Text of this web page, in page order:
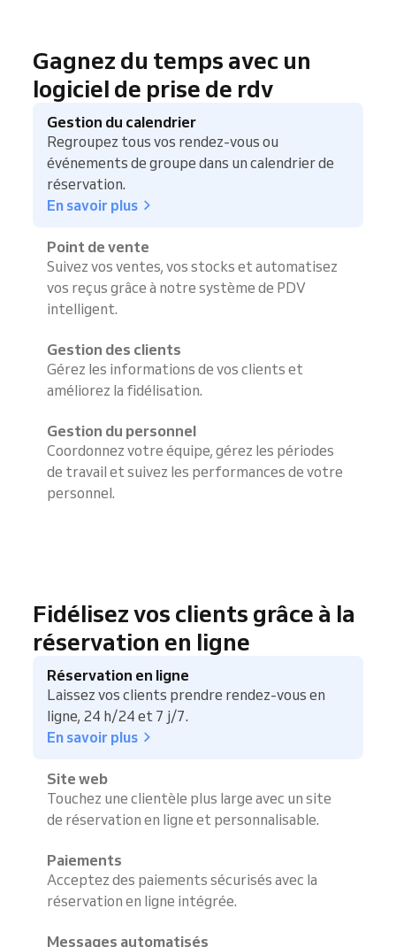
Gagnez du temps avec un
logiciel de prise de rdv
Gestion du calendrier
Regroupez tous vos rendez-vous ou
événements de groupe dans un calendrier de
réservation.
En savoir plus
Point de vente
Suivez vos ventes, vos stocks et automatisez
vos reçus grâce à notre système de PDV
intelligent.
Gestion des clients
Gérez les informations de vos clients et
améliorez la fidélisation.
Gestion du personnel
Coordonnez votre équipe, gérez les périodes
de travail et suivez les performances de votre
personnel.
Fidélisez vos clients grâce à la
réservation en ligne
Réservation en ligne
Laissez vos clients prendre rendez-vous en
ligne, 24 h/24 et 7 j/7.
En savoir plus
Site web
Touchez une clientèle plus large avec un site
de réservation en ligne et personnalisable.
Paiements
Acceptez des paiements sécurisés avec la
réservation en ligne intégrée.
Messages automatisés